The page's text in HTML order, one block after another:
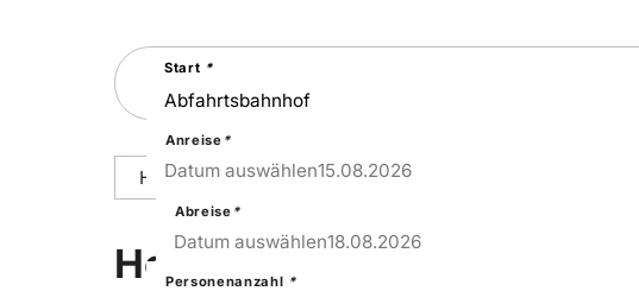
Sie
nach
einer
Städtereise
Start *
Anreise *
15
Sat
Datum auswählen15.08.2026
Abreise *
18
Tue
Datum auswählen18.08.2026
Personenanzahl *
Hoteldetails Reisepakete
Hoteldetails